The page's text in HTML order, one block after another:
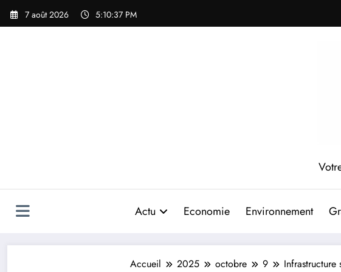
Aller
7 août 2026 5:10:39 PM
Actu Economie Environnement
Accueil 2025 octobre 9 Infrastructure